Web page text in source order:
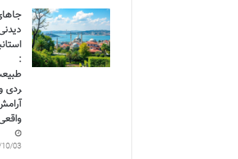
:
ردی
10/03